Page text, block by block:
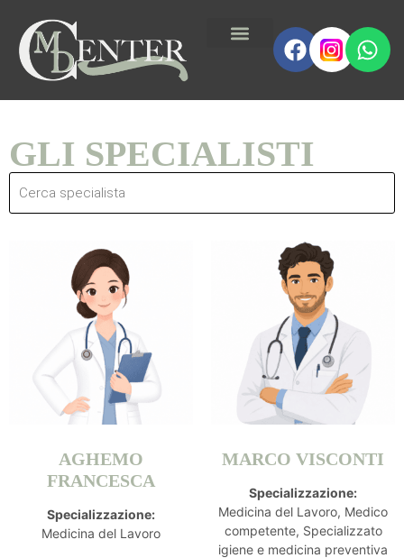
GLI SPECIALISTI
AGHEMO
FRANCESCA
Specializzazione:
Medicina del Lavoro
MARCO VISCONTI
Specializzazione:
Medicina del Lavoro, Medico
competente, Specializzato
igiene e medicina preventiva